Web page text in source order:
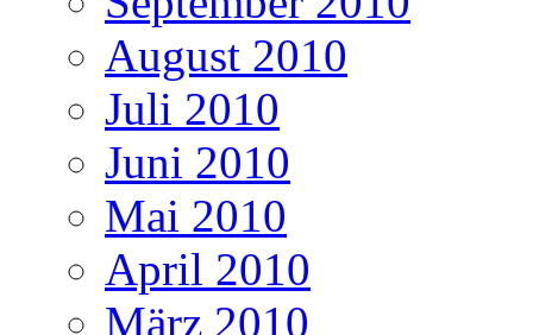
August 2010
Juli 2010
Juni 2010
Mai 2010
April 2010
März 2010